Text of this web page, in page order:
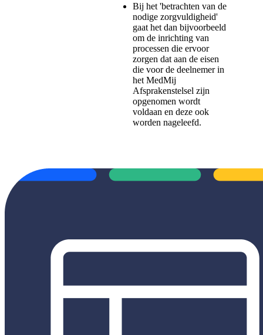
Bij het 'betrachten van de
nodige zorgvuldigheid'
gaat het dan bijvoorbeeld
om de inrichting van
processen die ervoor
zorgen dat aan de eisen
die voor de deelnemer in
het MedMij
Afsprakenstelsel zijn
opgenomen wordt
voldaan en deze ook
worden nageleefd.